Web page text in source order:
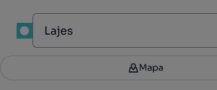
Filtros 2
Mapa